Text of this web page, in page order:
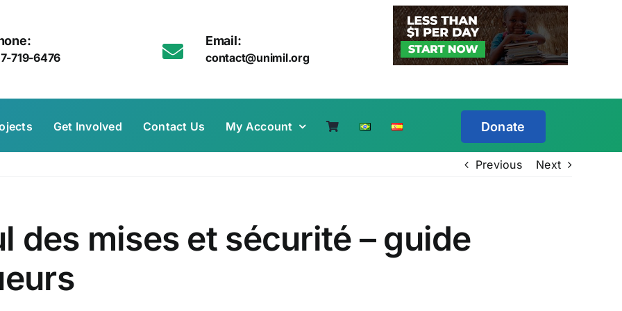
719-6476
Email:
contact@unimil.org
Get Involved Contact Us My Account Donate
Previous Next
des mises et sécurité – guide